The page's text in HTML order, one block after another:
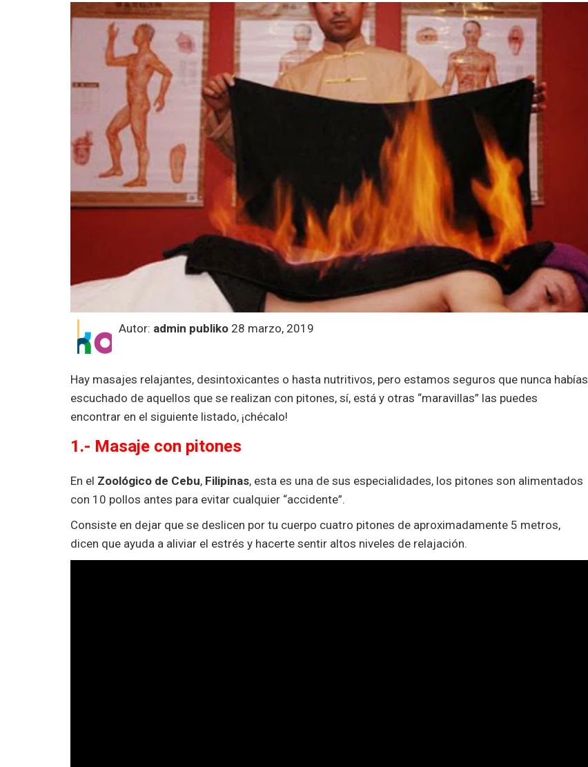
Autor: admin publiko 28 marzo, 2019
Hay masajes relajantes, desintoxicantes o hasta nutritivos, pero estamos seguros que nunca habías
escuchado de aquellos que se realizan con pitones, sí, está y otras “maravillas” las puedes
encontrar en el siguiente listado, ¡chécalo!
1.- Masaje con pitones
En el Zoológico de Cebu, Filipinas, esta es una de sus especialidades, los pitones son alimentados
con 10 pollos antes para evitar cualquier “accidente”.
Consiste en dejar que se deslicen por tu cuerpo cuatro pitones de aproximadamente 5 metros,
dicen que ayuda a aliviar el estrés y hacerte sentir altos niveles de relajación.